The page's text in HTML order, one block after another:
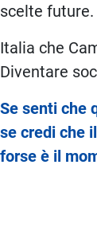
scelte
Italia che
Diventare
Se senti che
se credi che
forse è il